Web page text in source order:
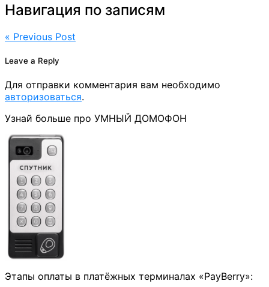
Навигация по записям
« Previous Post
Leave a Reply
Для отправки комментария вам необходимо
авторизоваться.
Узнай больше про УМНЫЙ ДОМОФОН
Этапы оплаты в платёжных терминалах «PayBerry»: